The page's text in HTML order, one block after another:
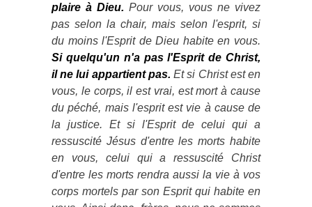
plaire à Dieu. Pour vous, vous ne vivez
pas selon la chair, mais selon l'esprit, si
du moins l'Esprit de Dieu habite en vous.
Si quelqu'un n'a pas l'Esprit de Christ,
il ne lui appartient pas.Et si Christ est en
vous, le corps, il est vrai, est mort à cause
du péché, mais l'esprit est vie à cause de
la justice. Et si l'Esprit de celui qui a
ressuscité Jésus d'entre les morts habite
en vous, celui qui a ressuscité Christ
d'entre les morts rendra aussi la vie à vos
corps mortels par son Esprit qui habite en